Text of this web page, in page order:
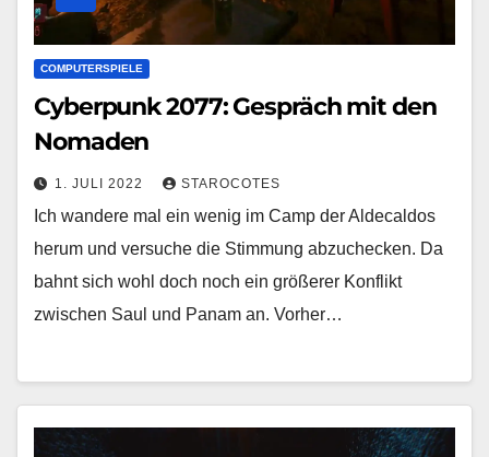
COMPUTERSPIELE
Cyberpunk 2077: Gespräch mit den
Nomaden
1. JULI 2022 STAROCOTES
Ich wandere mal ein wenig im Camp der Aldecaldos
herum und versuche die Stimmung abzuchecken. Da
bahnt sich wohl doch noch ein größerer Konflikt
zwischen Saul und Panam an. Vorher…